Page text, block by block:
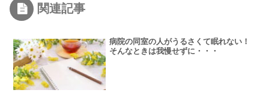
関連記事
病院の同室の人がうるさくて眠れない！
そんなときは我慢せずに・・・